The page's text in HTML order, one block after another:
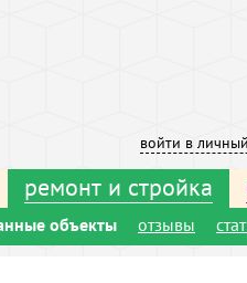
войти в
ремонт и стройка
объекты отзывы